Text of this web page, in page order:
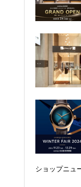
ショップニュ